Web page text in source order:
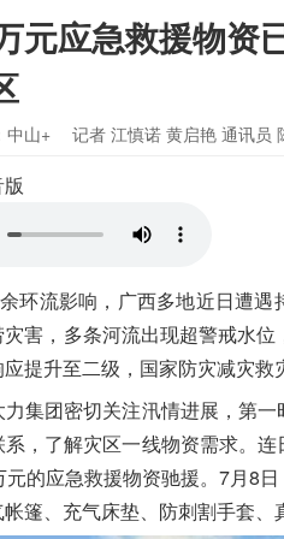
元应急救援物资
中山+ 记者 江慎诺 黄启艳 通讯员
环流影响，广西多地近日遭
害，多条河流出现超警戒水
提升至二级，国家防灾减灾救
集团密切关注汛情进展，第
，了解灾区一线物资需求。
的应急救援物资驰援。7月8
篷、充气床垫、防刺割手套、